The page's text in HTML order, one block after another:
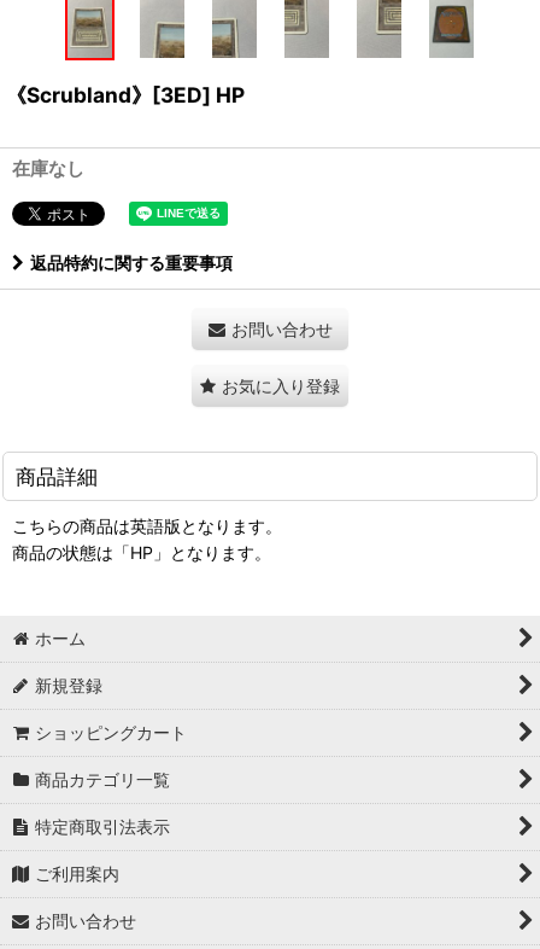
《Scrubland》[3ED] HP
在庫なし
返品特約に関する重要事項
お問い合わせ
お気に入り登録
商品詳細
こちらの商品は英語版となります。
商品の状態は「HP」となります。
ホーム
新規登録
ショッピングカート
商品カテゴリ一覧
特定商取引法表示
ご利用案内
お問い合わせ